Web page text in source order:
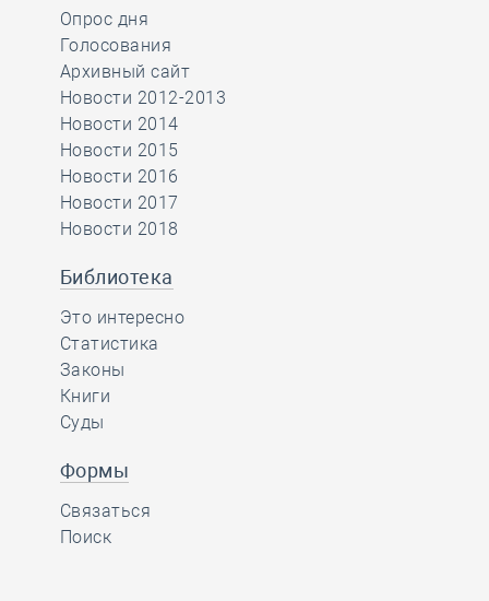
Опрос дня
Голосования
Архивный сайт
Новости 2012-2013
Новости 2014
Новости 2015
Новости 2016
Новости 2017
Новости 2018
Библиотека
Это интересно
Статистика
Законы
Книги
Суды
Формы
Связаться
Поиск